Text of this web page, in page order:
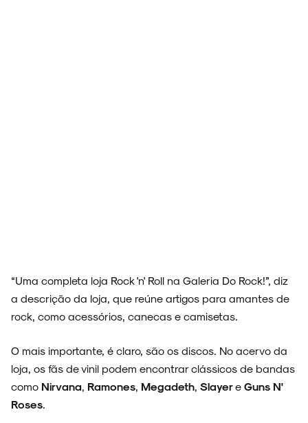
“Uma completa loja Rock 'n' Roll na Galeria Do Rock!”, diz
a descrição da loja, que reúne artigos para amantes de
rock, como acessórios, canecas e camisetas.
O mais importante, é claro, são os discos. No acervo da
loja, os fãs de vinil podem encontrarclássicos de bandas
como Nirvana, Ramones, Megadeth, Slayere Guns N'
Roses.